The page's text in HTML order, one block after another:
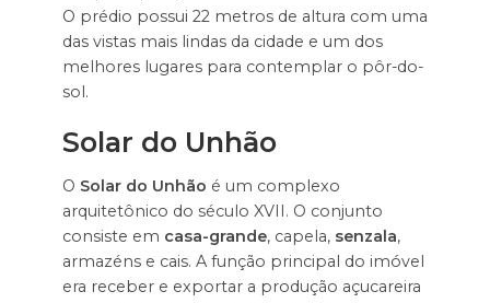
O prédio possui 22 metros de altura com uma
das vistas mais lindas da cidade e um dos
melhores lugares para contemplar o pôr-do-
sol.
Solar do Unhão
O Solar do Unhão é um complexo
arquitetônico do século XVII. O conjunto
consiste em casa-grande, capela, senzala,
armazéns e cais. A função principal do imóvel
era receber e exportar a produção açucareira